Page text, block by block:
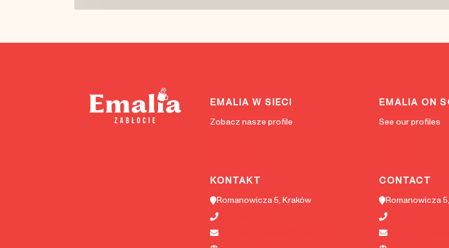
EMALIA W SIECI
Zobacz nasze profile
KONTAKT
Romanowicza 5, Kraków
EMALIA ON
See our profiles
CONTACT
Romanowicza